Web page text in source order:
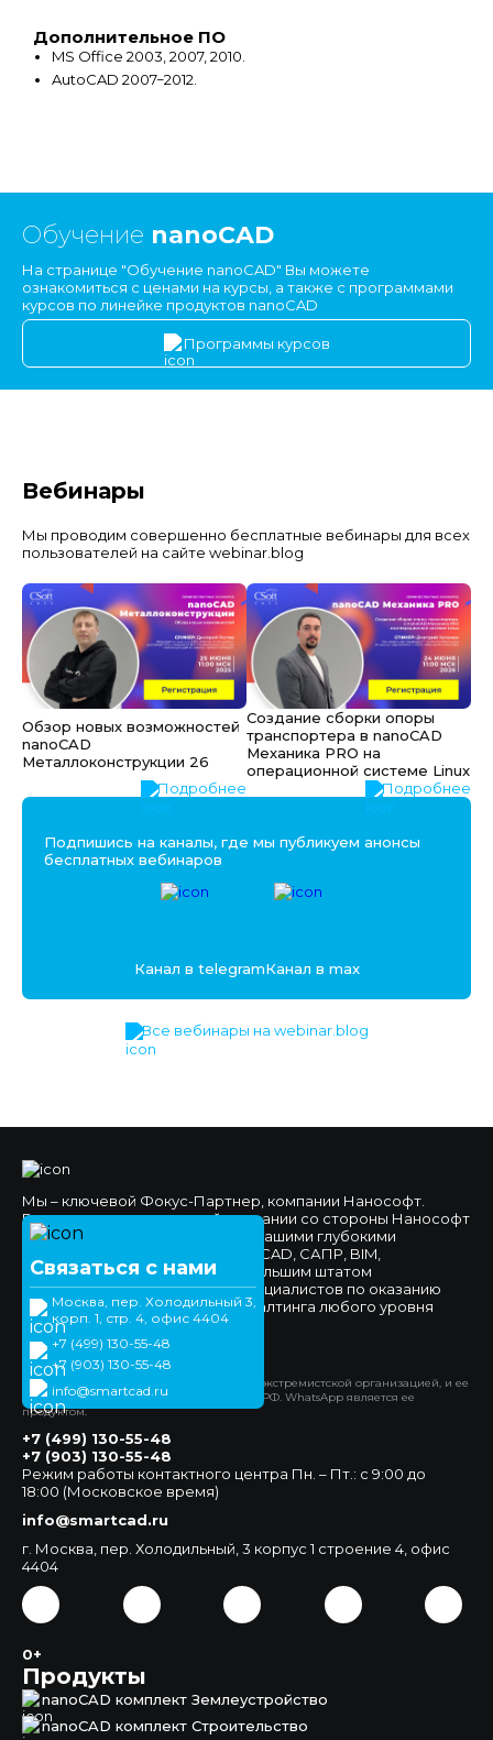
Дополнительное ПО
MS Office 2003, 2007, 2010.
AutoCAD 2007−2012.
Обучение nanoCAD
На странице "Обучение nanoCAD" Вы можете
ознакомиться с ценами на курсы, а также с программами
курсов по линейке продуктов nanoCAD
Программы курсов
Вебинары
Мы проводим совершенно бесплатные вебинары для всех
пользователей на сайте webinar.blog
Обзор новых возможностей
nanoCAD
Металлоконструкции 26
Подробнее
Создание сборки опоры
транспортера в nanoCAD
Механика PRO на
операционной системе Linux
Подробнее
Подпишись на каналы, где мы публикуем анонсы
бесплатных вебинаров
Канал в telegramКанал в max
Все вебинары на webinar.blog
Связаться с нами
Москва, пер. Холодильный 3,
корп. 1, стр. 4, офис 4404
+7 (499) 130-55-48
+7 (903) 130-55-48
info@smartcad.ru
Мы – ключевой Фокус-Партнер, компании Нанософт.
Высокое доверие к нашей компании со стороны Нанософт
и наших клиентов обеспечено нашими глубокими
компетенциями в области nanoCAD, САПР, BIM,
импортозамещения, а также большим штатом
высококвалифицированных специалистов по оказанию
технической поддержки и консалтинга любого уровня
сложности.
Официальный сайт
*Компания Meta Platforms Inc. признана экстремистской организацией, и ее
деятельность запрещена на территории РФ. WhatsApp является ее
продуктом.
Продукты
nanoCAD комплект Землеустройство
nanoCAD комплект Строительство
+7 (499) 130-55-48
+7 (903) 130-55-48
Режим работы контактного центра Пн. – Пт.: с 9:00 до
18:00 (Московское время)
info@smartcad.ru
г. Москва, пер. Холодильный, 3 корпус 1 строение 4, офис
4404
0+